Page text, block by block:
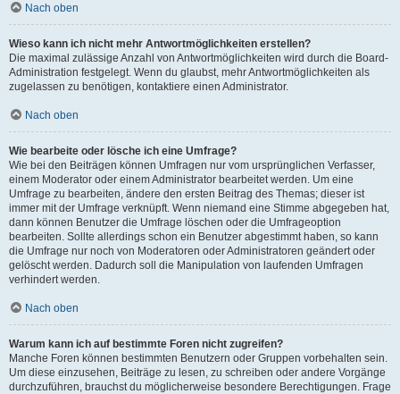
Nach oben
Wieso kann ich nicht mehr Antwortmöglichkeiten erstellen?
Die maximal zulässige Anzahl von Antwortmöglichkeiten wird durch die Board-
Administration festgelegt. Wenn du glaubst, mehr Antwortmöglichkeiten als
zugelassen zu benötigen, kontaktiere einen Administrator.
Nach oben
Wie bearbeite oder lösche ich eine Umfrage?
Wie bei den Beiträgen können Umfragen nur vom ursprünglichen Verfasser,
einem Moderator oder einem Administrator bearbeitet werden. Um eine
Umfrage zu bearbeiten, ändere den ersten Beitrag des Themas; dieser ist
immer mit der Umfrage verknüpft. Wenn niemand eine Stimme abgegeben hat,
dann können Benutzer die Umfrage löschen oder die Umfrageoption
bearbeiten. Sollte allerdings schon ein Benutzer abgestimmt haben, so kann
die Umfrage nur noch von Moderatoren oder Administratoren geändert oder
gelöscht werden. Dadurch soll die Manipulation von laufenden Umfragen
verhindert werden.
Nach oben
Warum kann ich auf bestimmte Foren nicht zugreifen?
Manche Foren können bestimmten Benutzern oder Gruppen vorbehalten sein.
Um diese einzusehen, Beiträge zu lesen, zu schreiben oder andere Vorgänge
durchzuführen, brauchst du möglicherweise besondere Berechtigungen. Frage